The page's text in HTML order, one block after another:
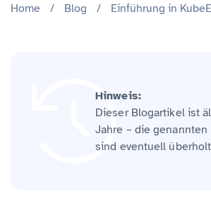
Home / Blog / Einführung in
Hinweis:
Dieser Blogartikel ist
Jahre – die
sind eventuell